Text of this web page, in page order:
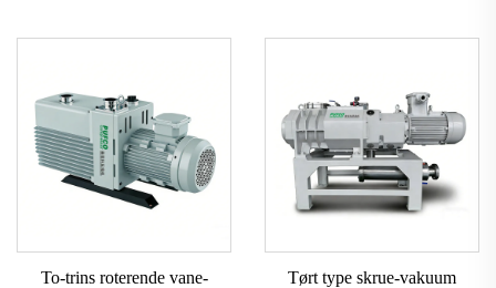
To-trins roterende vane-
Tørt type skrue-vakuum